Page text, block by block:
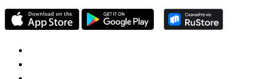
проект о российском рынке M&A
Preqveca.ru